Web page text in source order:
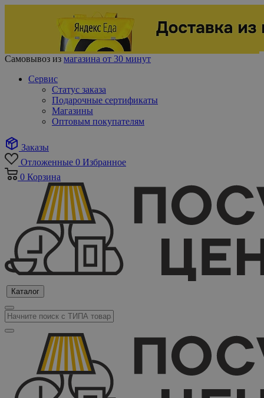
Самовывоз из магазина от 30 минут
Сервис
Статус заказа
Подарочные сертификаты
Магазины
Оптовым покупателям
Заказы
Отложенные 0 Избранное
0 Корзина
Каталог